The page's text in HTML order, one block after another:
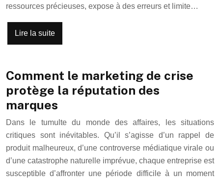
ressources précieuses, expose à des erreurs et limite…
Lire la suite
Comment le marketing de crise
protège la réputation des
marques
Dans le tumulte du monde des affaires, les situations
critiques sont inévitables. Qu’il s’agisse d’un rappel de
produit malheureux, d’une controverse médiatique virale ou
d’une catastrophe naturelle imprévue, chaque entreprise est
susceptible d’affronter une période difficile à un moment